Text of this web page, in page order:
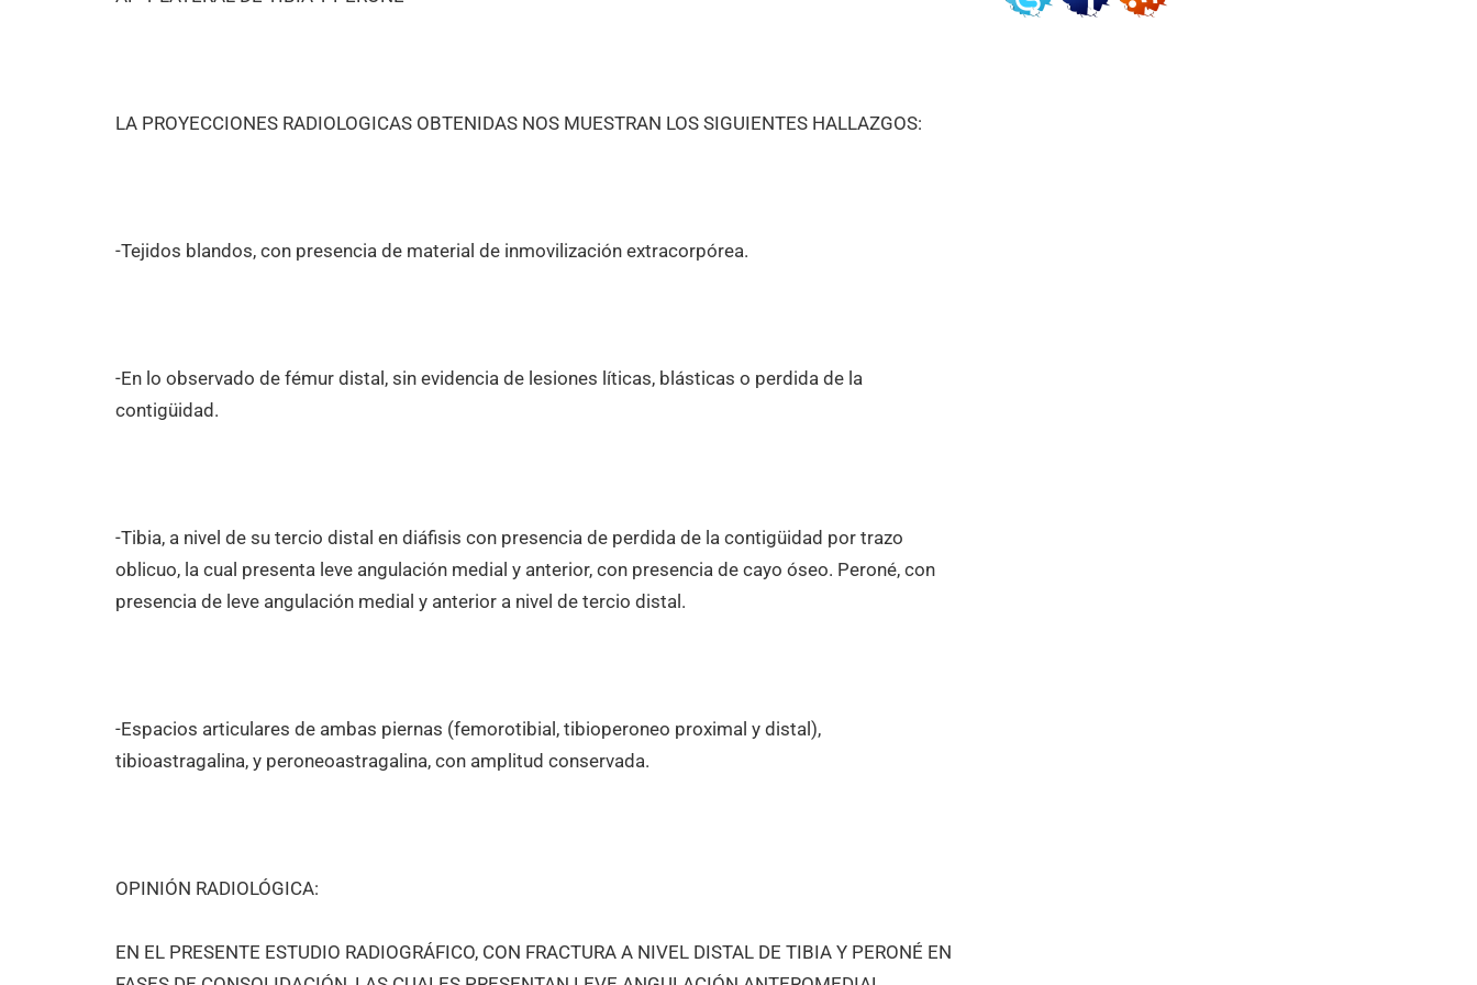
LA PROYECCIONES RADIOLOGICAS OBTENIDAS NOS MUESTRAN LOS SIGUIENTES HALLAZGOS:
-Tejidos blandos, con presencia de material de inmovilización extracorpórea.
-En lo observado de fémur distal, sin evidencia de lesiones líticas, blásticas o perdida de la
contigüidad.
-Tibia, a nivel de su tercio distal en diáfisis con presencia de perdida de la contigüidad por trazo
oblicuo, la cual presenta leve angulación medial y anterior, con presencia de cayo óseo. Peroné, con
presencia de leve angulación medial y anterior a nivel de tercio distal.
-Espacios articulares de ambas piernas (femorotibial, tibioperoneo proximal y distal),
tibioastragalina, y peroneoastragalina, con amplitud conservada.
OPINIÓN RADIOLÓGICA:
EN EL PRESENTE ESTUDIO RADIOGRÁFICO, CON FRACTURA A NIVEL DISTAL DE TIBIA Y PERONÉ EN